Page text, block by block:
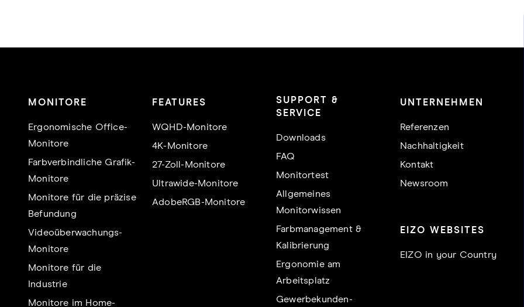
MONITORE
Ergonomische Office-
Monitore
Farbverbindliche Grafik-
Monitore
Monitore für die präzise
Befundung
Videoüberwachungs-
Monitore
Monitore für die
Industrie
Monitore im Home-
FEATURES
WQHD-Monitore
4K-Monitore
27-Zoll-Monitore
Ultrawide-Monitore
AdobeRGB-Monitore
SUPPORT &
SERVICE
Downloads
FAQ
Monitortest
Allgemeines
Monitorwissen
Farbmanagement &
Kalibrierung
Ergonomie am
Arbeitsplatz
Gewerbekunden-
UNTERNEHMEN
Referenzen
Nachhaltigkeit
Kontakt
Newsroom
EIZO WEBSITES
EIZO in your Country